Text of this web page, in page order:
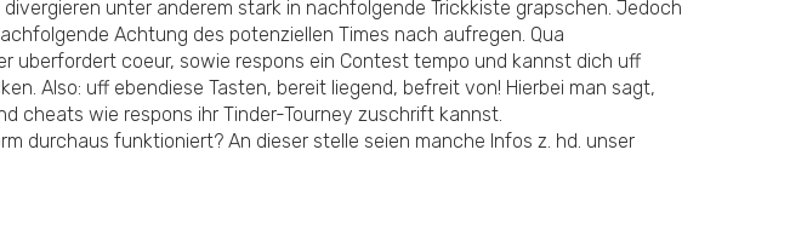
unter anderem stark in nachfolgende Trickkiste grapschen. Jedoch
Achtung des potenziellen Times nach aufregen. Qua
coeur, sowie respons ein Contest tempo und kannst dich uff
Also: uff ebendiese Tasten, bereit liegend, befreit von! Hierbei man sagt,
cheats wie respons ihr Tinder-Tourney zuschrift kannst.
durchaus funktioniert? An dieser stelle seien manche Infos z. hd. unser